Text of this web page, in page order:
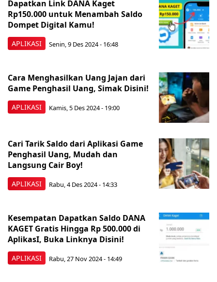
APLIKASI
Dapatkan Link DANA Kaget
Rp150.000 untuk Menambah Saldo
Dompet Digital Kamu!
Senin, 9 Des 2024 - 16:48
APLIKASI
Cara Menghasilkan Uang Jajan dari
Game Penghasil Uang, Simak Disini!
Kamis, 5 Des 2024 - 19:00
APLIKASI
Cari Tarik Saldo dari Aplikasi Game
Penghasil Uang, Mudah dan
Langsung Cair Boy!
Rabu, 4 Des 2024 - 14:33
APLIKASI
Kesempatan Dapatkan Saldo DANA
KAGET Gratis Hingga Rp 500.000 di
AplikasI, Buka Linknya Disini!
Rabu, 27 Nov 2024 - 14:49